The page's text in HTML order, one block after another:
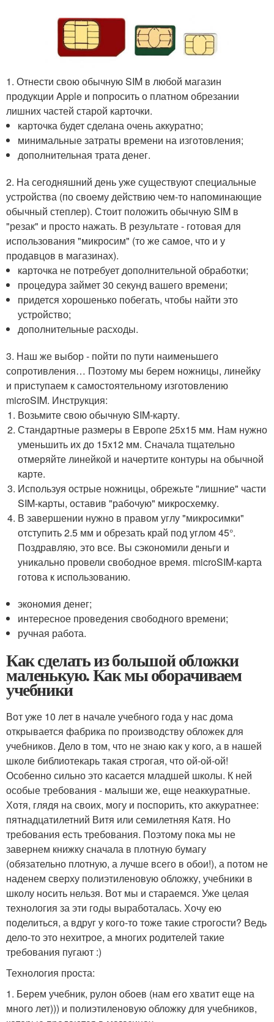
1. Отнести свою обычную SIM в любой магазин
продукции Apple и попросить о платном обрезании
лишних частей старой карточки.
карточка будет сделана очень аккуратно;
минимальные затраты времени на изготовления;
дополнительная трата денег.
2. На сегодняшний день уже существуют специальные
устройства (по своему действию чем-то напоминающие
обычный степлер). Стоит положить обычную SIM в
"резак" и просто нажать. В результате - готовая для
использования "микросим" (то же самое, что и у
продавцов в магазинах).
карточка не потребует дополнительной обработки;
процедура займет 30 секунд вашего времени;
придется хорошенько побегать, чтобы найти это
устройство;
дополнительные расходы.
3. Наш же выбор - пойти по пути наименьшего
сопротивления… Поэтому мы берем ножницы, линейку
и приступаем к самостоятельному изготовлению
microSIM. Инструкция:
Возьмите свою обычную SIM-карту.
Стандартные размеры в Европе 25x15 мм. Нам нужно
уменьшить их до 15x12 мм. Сначала тщательно
отмеряйте линейкой и начертите контуры на обычной
карте.
Используя острые ножницы, обрежьте "лишние" части
SIM-карты, оставив "рабочую" микросхемку.
В завершении нужно в правом углу "микросимки"
отступить 2.5 мм и обрезать край под углом 45°.
Поздравляю, это все. Вы сэкономили деньги и
уникально провели свободное время. microSIM-карта
готова к использованию.
экономия денег;
интересное проведения свободного времени;
ручная работа.
Как сделать из большой обложки
маленькую. Как мы оборачиваем
учебники
Вот уже 10 лет в начале учебного года у нас дома
открывается фабрика по производству обложек для
учебников. Дело в том, что не знаю как у кого, а в нашей
школе библиотекарь такая строгая, что ой-ой-ой!
Особенно сильно это касается младшей школы. К ней
особые требования - малыши же, еще неаккуратные.
Хотя, глядя на своих, могу и поспорить, кто аккуратнее:
пятнадцатилетний Витя или семилетняя Катя. Но
требования есть требования. Поэтому пока мы не
завернем книжку сначала в плотную бумагу
(обязательно плотную, а лучше всего в обои!), а потом не
наденем сверху полиэтиленовую обложку, учебники в
школу носить нельзя. Вот мы и стараемся. Уже целая
технология за эти годы выработалась. Хочу ею
поделиться, а вдруг у кого-то тоже такие строгости? Ведь
дело-то это нехитрое, а многих родителей такие
требования пугают :)
Технология проста:
1. Берем учебник, рулон обоев (нам его хватит еще на
много лет))) и полиэтиленовую обложку для учебников,